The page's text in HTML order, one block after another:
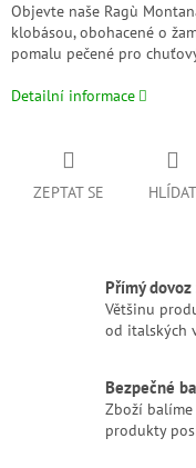
Objevte naše Ragù
klobásou, obohacené o
pomalu pečené pro
Detailní informace
ZEPTAT SE HLÍDAT
Přímý
Většinu
od italských
Bezpečné
Zboží balíme
produkty